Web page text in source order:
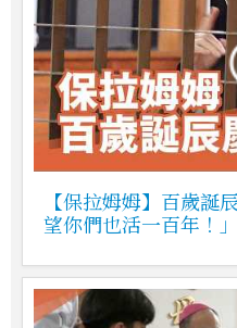
【保拉姆姆】百歲
望你們也活一百年！」